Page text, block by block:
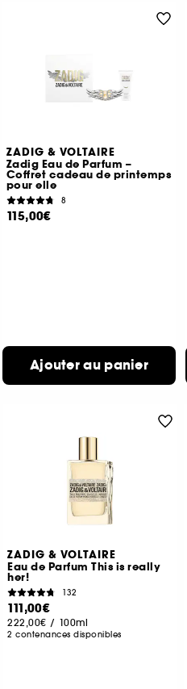
ZADIG & VOLTAIRE
Zadig Eau de Parfum –
Coffret cadeau de printemps
pour elle
8
115,00€
Ajouter au panier
ZADIG & VOLTAIRE
Eau de Parfum This is really
her!
132
111,00€
222,00€ / 100ml
2 contenances disponibles